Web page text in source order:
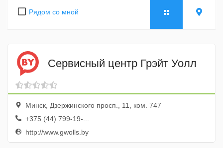
Рядом со мной
Сервисный центр Грэйт Уолл
Минск, Дзержинского просп., 11, ком. 747
+375 (44) 799-19-...
http://www.gwolls.by